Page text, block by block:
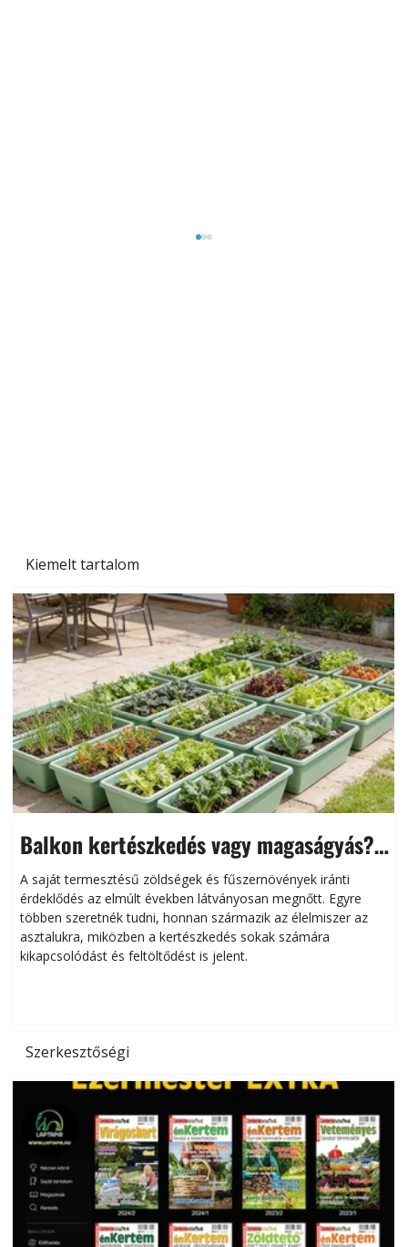
Kiemelt tartalom
Balkon kertészkedés vagy magaságyás?
Helytakarékos kertészkedés
A saját termesztésű zöldségek és fűszernövények iránti
érdeklődés az elmúlt években látványosan megnőtt. Egyre
többen szeretnék tudni, honnan származik az élelmiszer az
asztalukra, miközben a kertészkedés sokak számára
kikapcsolódást és feltöltődést is jelent.
Szerkesztőségi